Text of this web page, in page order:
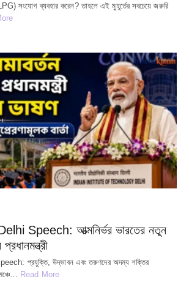
সংযোগ ব্যবহার করেন? তাহলে এই মুহূর্তের সবচেয়ে জরুরি
Speech: আত্মনির্ভর ভারতের নতুন
প্রযুক্তি, উদ্ভাবন এবং তরুণদের অদম্য শক্তির
Read More